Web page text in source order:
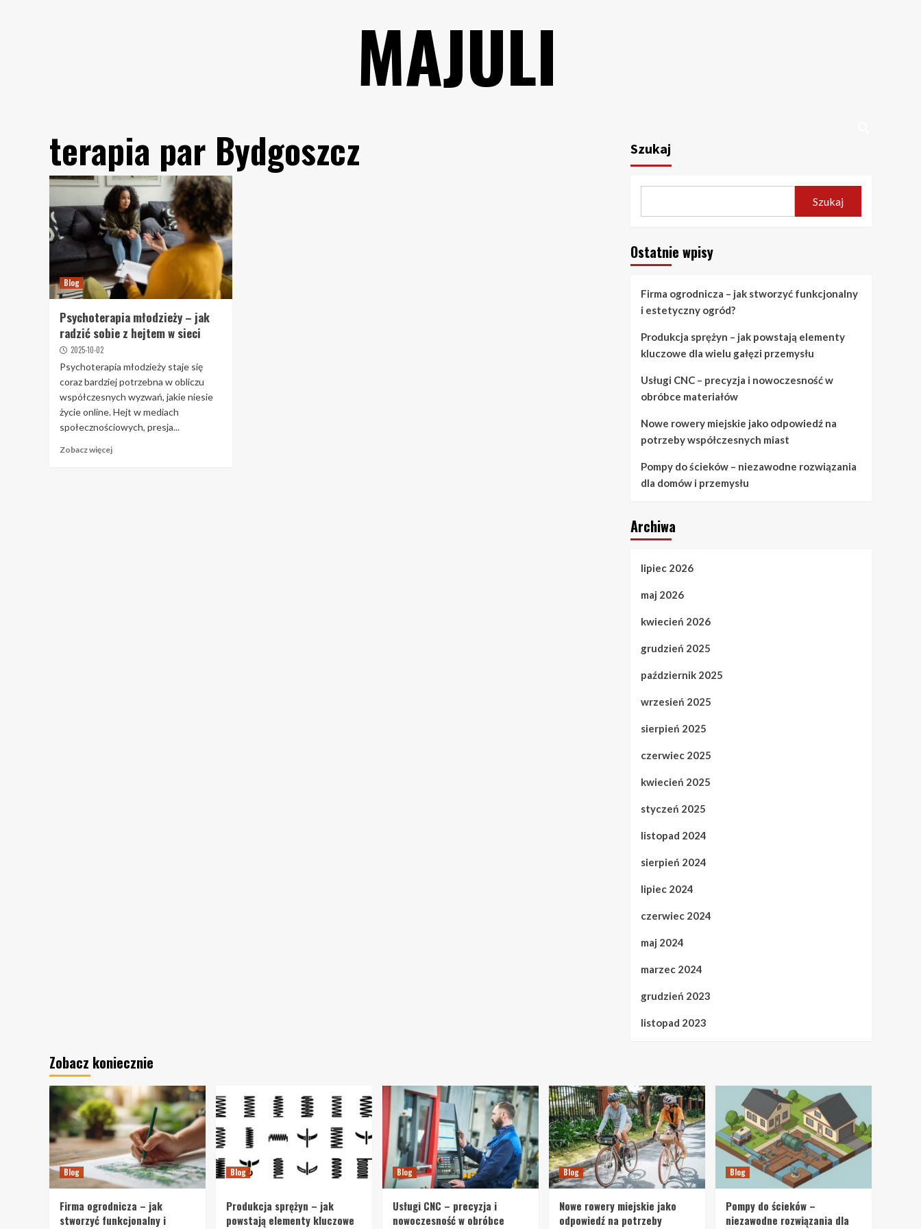
MAJULI
terapia par Bydgoszcz
Blog
Psychoterapia młodzieży – jak
radzić sobie z hejtem w sieci
2025-10-02
Psychoterapia młodzieży staje się
coraz bardziej potrzebna w obliczu
współczesnych wyzwań, jakie niesie
życie online. Hejt w mediach
społecznościowych, presja...
Zobacz więcej
Szukaj
Szukaj
Ostatnie wpisy
Firma ogrodnicza – jak stworzyć funkcjonalny
i estetyczny ogród?
Produkcja sprężyn – jak powstają elementy
kluczowe dla wielu gałęzi przemysłu
Usługi CNC – precyzja i nowoczesność w
obróbce materiałów
Nowe rowery miejskie jako odpowiedź na
potrzeby współczesnych miast
Pompy do ścieków – niezawodne rozwiązania
dla domów i przemysłu
Archiwa
lipiec 2026
maj 2026
kwiecień 2026
grudzień 2025
październik 2025
wrzesień 2025
sierpień 2025
czerwiec 2025
kwiecień 2025
styczeń 2025
listopad 2024
sierpień 2024
lipiec 2024
czerwiec 2024
maj 2024
marzec 2024
grudzień 2023
listopad 2023
Zobacz koniecznie
Blog
Firma ogrodnicza – jak
stworzyć funkcjonalny i
Blog
Produkcja sprężyn – jak
powstają elementy kluczowe
Blog
Usługi CNC – precyzja i
nowoczesność w obróbce
Blog
Nowe rowery miejskie jako
odpowiedź na potrzeby
Blog
Pompy do ścieków –
niezawodne rozwiązania dla